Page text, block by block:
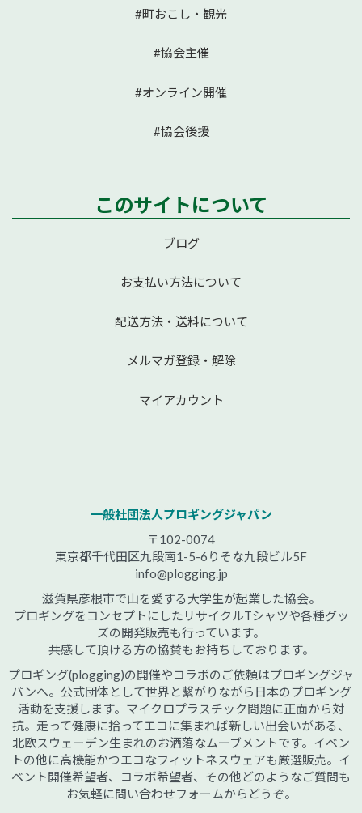
#町おこし・観光
#協会主催
#オンライン開催
#協会後援
このサイトについて
ブログ
お支払い方法について
配送方法・送料について
メルマガ登録・解除
マイアカウント
一般社団法人プロギングジャパン
〒102-0074
東京都千代田区九段南1-5-6りそな九段ビル5F
info@plogging.jp
滋賀県彦根市で山を愛する大学生が起業した協会。
プロギングをコンセプトにしたリサイクルTシャツや各種グッ
ズの開発販売も行っています。
共感して頂ける方の協賛もお持ちしております。
プロギング(plogging)の開催やコラボのご依頼はプロギングジャ
パンへ。公式団体として世界と繋がりながら日本のプロギング
活動を支援します。マイクロプラスチック問題に正面から対
抗。走って健康に拾ってエコに集まれば新しい出会いがある、
北欧スウェーデン生まれのお洒落なムーブメントです。イベン
トの他に高機能かつエコなフィットネスウェアも厳選販売。イ
ベント開催希望者、コラボ希望者、その他どのようなご質問も
お気軽に問い合わせフォームからどうぞ。